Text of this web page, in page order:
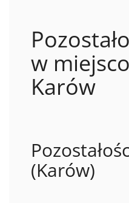
w
Karów
(Karów)